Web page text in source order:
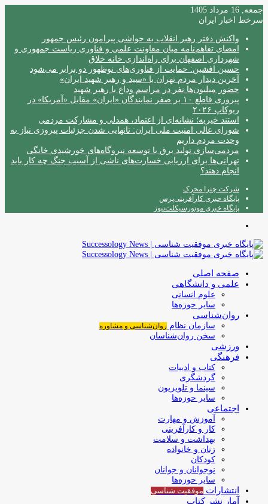
جمعه, 16 مرداد 1405
سرخط اخبار ایران
واکنش دفتر رهبر انقلاب به حواشی پیرامون رئیس جمهور
امضای تفاهم‌نامه میان معاونت علمی و فناوری ریاست جمهوری و
شهرداری اصفهان برای راه‌اندازی خانه خلاق
حسین افشین: حمایت از فناوری‌های نوظهور دو برابر می‌شود
آخرین دیدار مردم تهران با «سید و رهبر شهید ایران»
حضور میلیون‌ها نفر در مراسم وداع با رهبر شهید
پیروزی قاطع ۱۰ بر صفر نمایندگان «ایران» مقابل «آمریکا» در
ربوکاپ ۲۰۲۶
استند خیریه؛ نشانه‌ای از اعتماد، همدلی و مشارکت مردمی
شورای عالی امنیت ملی ایران: تانهایی شدن جزئیات پیروزی نیاز به
وحدت مردم داریم
مردمی‌سازی تولید برق با توسعه نیروگاه‌های خورشیدی خانگی
تهرانی‌ها برای ارزیابی خسارت‌های ناشی از آسیب جنگ چه کار باید
انجام دهند؟
شرکت چترا محرک
پایگاه خبری کارآفرینی‌پرس
پایگاه خبری موتورسیکلت‌نیوز
صفحه اصلی
علمی و دانشگاهی
علوم انسانی
سایر حوزه‌ها
روان‌شناسی
سازمان نظام روان‌شناسی و مشاوره
سخن روان‌شناسان
ورزشی
فرهنگی
کتاب و ادبیات
گردشگری
سینما و تلویزیون
سایر حوزه‌ها
اجتماعی
آموزش و مهارت
کار و کارآفرینی
بهداشت و سلامت
زنان و خانواده
کودکان
نوجوانان و جوانان
سایر حوزه‌ها
انتشارات موفقیت‌ شناسی
آمار نشر کتاب